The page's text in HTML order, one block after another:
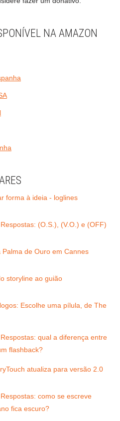
NA AMAZON
forma à ideia - loglines
(O.S.), (V.O.) e (OFF)
Palma de Ouro em Cannes
storyline ao guião
Escolhe uma pílula, de The
qual a diferença entre
flashback?
atualiza para versão 2.0
como se escreve
fica escuro?